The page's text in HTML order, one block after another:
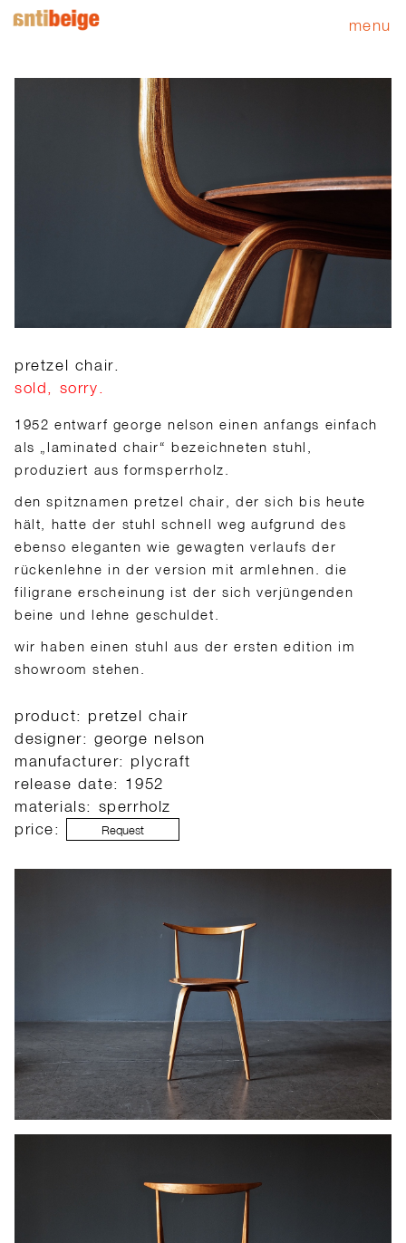
menu
pretzel chair.
sold, sorry.
1952 entwarf george nelson einen anfangs einfach
als „laminated chair“ bezeichneten stuhl,
produziert aus formsperrholz.
den spitznamen pretzel chair, der sich bis heute
hält, hatte der stuhl schnell weg aufgrund des
ebenso eleganten wie gewagten verlaufs der
rückenlehne in der version mit armlehnen. die
filigrane erscheinung ist der sich verjüngenden
beine und lehne geschuldet.
wir haben einen stuhl aus der ersten edition im
showroom stehen.
product: pretzel chair
designer: george nelson
manufacturer: plycraft
release date: 1952
materials: sperrholz
price:
Request